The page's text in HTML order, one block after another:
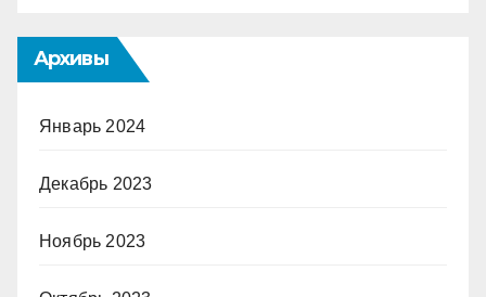
Архивы
Январь 2024
Декабрь 2023
Ноябрь 2023